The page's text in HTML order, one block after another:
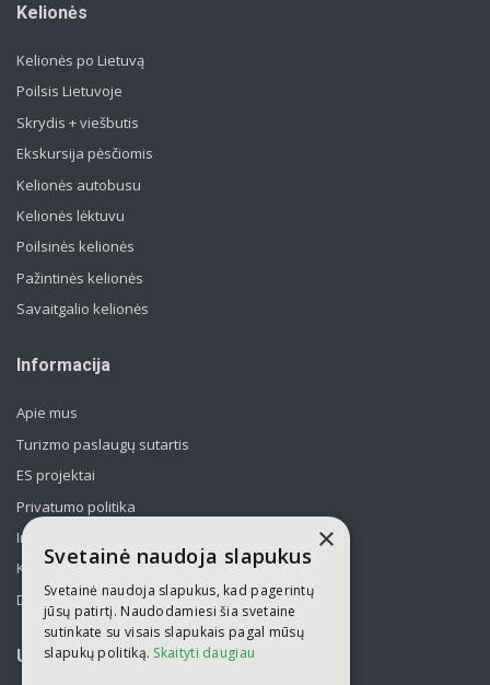
Kelionės
Kelionės po Lietuvą
Poilsis Lietuvoje
Skrydis + viešbutis
Ekskursija pėsčiomis
Kelionės autobusu
Kelionės lėktuvu
Poilsinės kelionės
Pažintinės kelionės
Savaitgalio kelionės
Informacija
Apie mus
Turizmo paslaugų sutartis
ES projektai
Privatumo politika
Informavimas apie asmens duomenų tvarkymą
Kelionės kolektyvams po Lietuvą
Draudimas
UAB „Kelionių laikas“
×
Svetainė naudoja slapukus
Svetainė naudoja slapukus, kad pagerintų
jūsų patirtį. Naudodamiesi šia svetaine
sutinkate su visais slapukais pagal mūsų
slapukų politiką. Skaityti daugiau